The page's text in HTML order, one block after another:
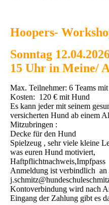
Hoopers-
Sonntag
15 Uhr in Meine/
Max. Teilnehmer: 6 Teams
Kosten: 120 € mit Hund
Es kann jeder mit seinem
versicherten Hund ab einem
Mitzubringen :
Decke für den Hund
Spielzeug , sehr viele kleine
was euren Hund motiviert,
Haftpflichtnachweis,Impfpass
Anmeldung ist verbindlich
Kontoverbindung wird nach
Eingang der Zahlung gibt es